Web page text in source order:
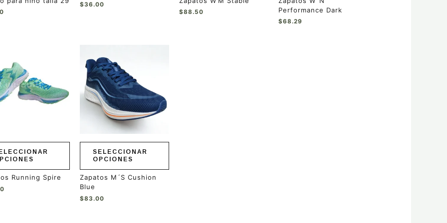
$36.00
producto
$88.50
producto
Performance Dark
$68.29
Running Spire
SELECCIONAR
OPCIONES
producto
tiene
múltiples
variantes.
Las
opciones
pueden
en
página
de
producto
Zapatos M´S Cushion
Blue
$83.00